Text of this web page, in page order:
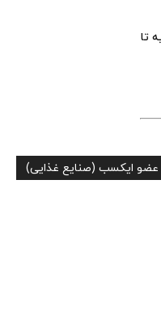
تا
عضو ایکسب (صنایع غذایی)